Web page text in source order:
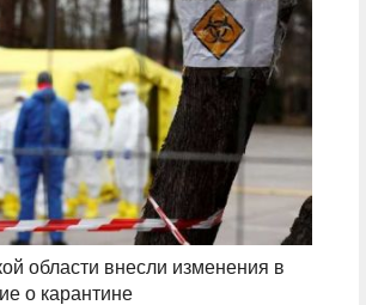
области внесли изменения в
о карантине